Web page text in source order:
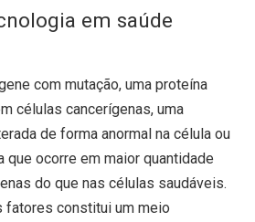
em saúde
com mutação, uma proteína
células cancerígenas, uma
de forma anormal na célula ou
que ocorre em maior quantidade
do que nas células saudáveis.
fatores constitui um meio